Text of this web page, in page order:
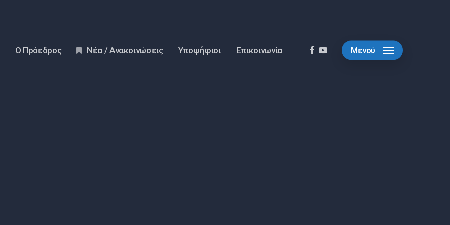
Ο Πρόεδρος Νέα / Ανακοινώσεις Υποψήφιοι Επικοινωνία facebook
youtube Μενού